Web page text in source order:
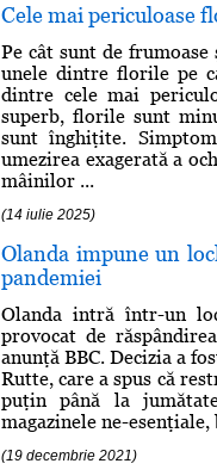
Cele mai periculoase
Pe cât sunt de
unele dintre florile pe
dintre cele mai
superb, florile sunt
sunt înghiţite.
umezirea exagerată a
mâinilor ...
(14 iulie 2025)
Olanda impune un
pandemiei
Olanda intră într-un
provocat de
anunţă BBC. Decizia a
Rutte, care a spus că
puţin până la
magazinele ne-
(19 decembrie 2021)